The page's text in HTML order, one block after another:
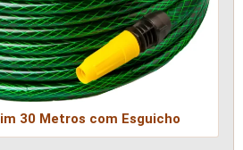
30 Metros com Esguicho